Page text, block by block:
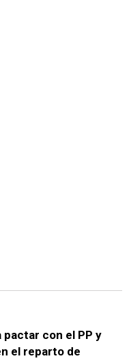
con el PP y
el reparto de